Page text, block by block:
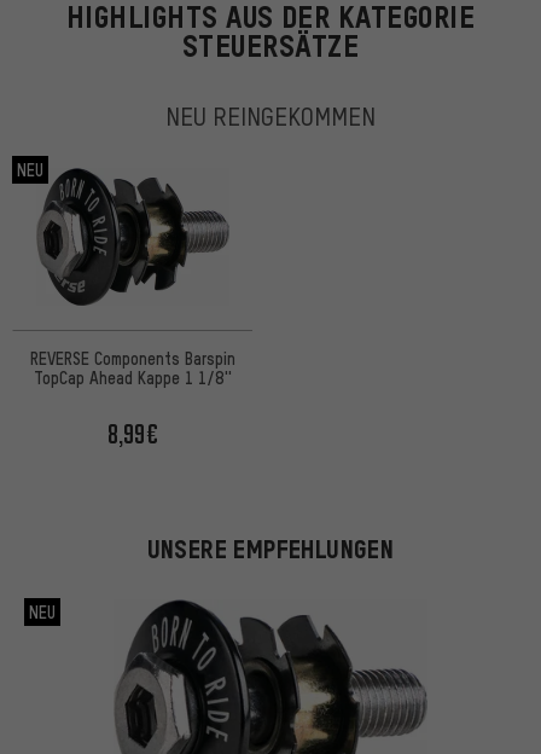
HIGHLIGHTS AUS DER KATEGORIE
STEUERSÄTZE
NEU REINGEKOMMEN
NEU
REVERSE Components Barspin
TopCap Ahead Kappe 1 1/8''
8,99€
UNSERE EMPFEHLUNGEN
NEU